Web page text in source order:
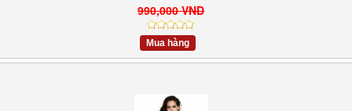
990,000 VND
Mua hàng